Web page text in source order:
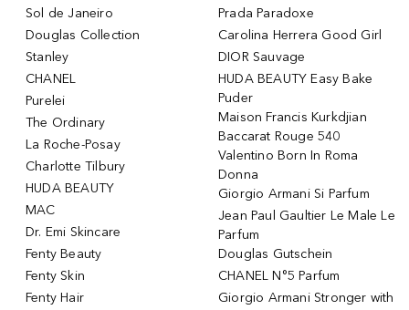
Sol de Janeiro
Douglas Collection
Stanley
CHANEL
Purelei
The Ordinary
La Roche-Posay
Charlotte Tilbury
HUDA BEAUTY
MAC
Dr. Emi Skincare
Fenty Beauty
Fenty Skin
Fenty Hair
Prada Paradoxe
Carolina Herrera Good Girl
DIOR Sauvage
HUDA BEAUTY Easy Bake
Puder
Maison Francis Kurkdjian
Baccarat Rouge 540
Valentino Born In Roma
Donna
Giorgio Armani Si Parfum
Jean Paul Gaultier Le Male Le
Parfum
Douglas Gutschein
CHANEL N°5 Parfum
Giorgio Armani Stronger with